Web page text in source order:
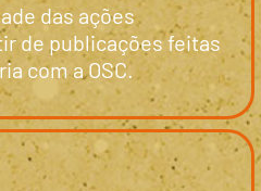
das ações
de publicações feitas
com a OSC.